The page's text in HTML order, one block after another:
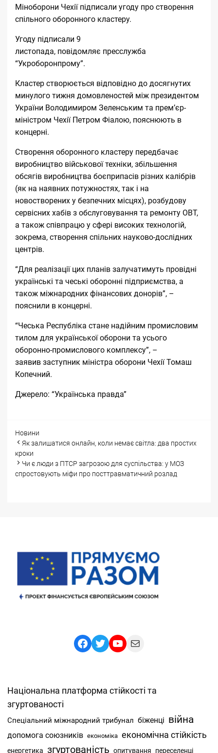
Міноборони Чехії підписали угоду про створення
спільного оборонного кластеру.
Угоду підписали 9
листопада, повідомляє пресслужба
“Укроборонпрому”.
Кластер створюється відповідно до досягнутих
минулого тижня домовленостей між президентом
України Володимиром Зеленським та прем’єр-
міністром Чехії Петром Фіалою, пояснюють в
концерні.
Створення оборонного кластеру передбачає
виробництво військової техніки, збільшення
обсягів виробництва боєприпасів різних калібрів
(як на наявних потужностях, так і на
новостворених у безпечних місцях), розбудову
сервісних хабів з обслуговування та ремонту ОВТ,
а також співпрацю у сфері високих технологій,
зокрема, створення спільних науково-дослідних
центрів.
“Для реалізації цих планів залучатимуть провідні
українські та чеські оборонні підприємства, а
також міжнародних фінансових донорів”, –
пояснили в концерні.
“Чеська Республіка стане надійним промисловим
тилом для української оборони та усього
оборонно-промислового комплексу”, –
заявив заступник міністра оборони Чехії Томаш
Копечний.
Джерело: “Українська правда”
Categories
Новини
Post
navigation
Як залишатися онлайн, коли немає світла: два простих
кроки
Чи є люди з ПТСР загрозою для суспільства: у МОЗ
спростовують міфи про посттравматичний розлад
Facebook
TwitterYouTube
Mail
Національна платформа стійкості та
згуртованості
Спеціальний міжнародний трибунал біженці війна
допомога союзників економіка економічна стійкість
енергетика згуртованість опитування переселенці